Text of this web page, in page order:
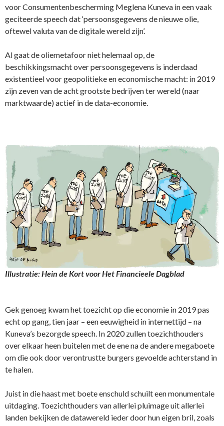
voor Consumentenbescherming Meglena Kuneva in een vaak
geciteerde speech dat ‘persoonsgegevens de nieuwe olie,
oftewel valuta van de digitale wereld zijn’.
Al gaat de oliemetafoor niet helemaal op, de
beschikkingsmacht over persoonsgegevens is inderdaad
existentieel voor geopolitieke en economische macht: in 2019
zijn zeven van de acht grootste bedrijven ter wereld (naar
marktwaarde) actief in de data-economie.
Illustratie: Hein de Kort voor Het Financieele Dagblad
Gek genoeg kwam het toezicht op die economie in 2019 pas
echt op gang, tien jaar – een eeuwigheid in internettijd – na
Kuneva’s bezorgde speech. In 2020 zullen toezichthouders
over elkaar heen buitelen met de ene na de andere megaboete
om die ook door verontrustte burgers gevoelde achterstand in
te halen.
Juist in die haast met boete enschuld schuilt een monumentale
uitdaging. Toezichthouders van allerlei pluimage uit allerlei
landen bekijken de datawereld ieder door hun eigen bril, zoals